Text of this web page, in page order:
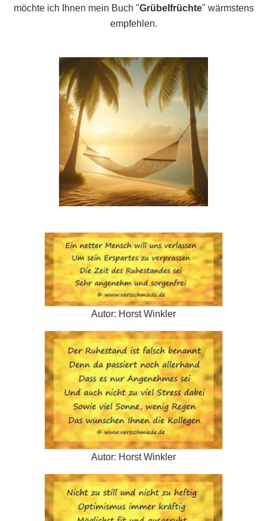
möchte ich Ihnen mein Buch "Grübelfrüchte" wärmstens
empfehlen.
Autor: Horst Winkler
Autor: Horst Winkler